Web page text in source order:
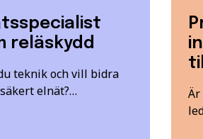
reläskydd
teknik och vill bidra
elnät?…
Är